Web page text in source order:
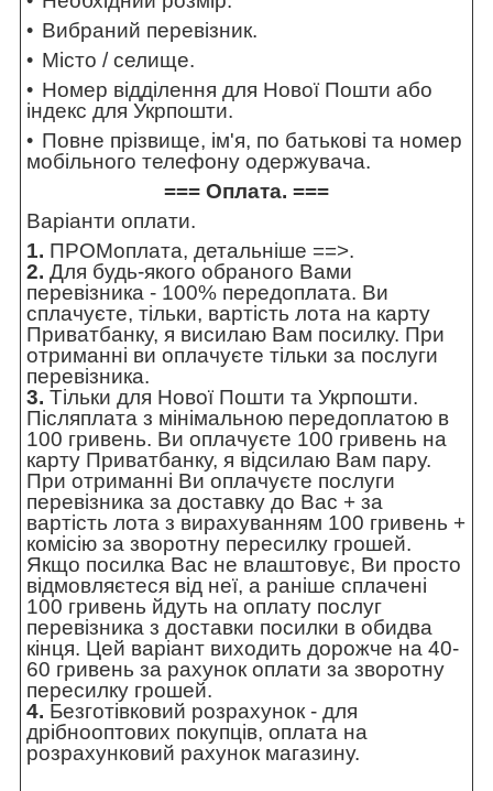
Вибраний перевізник.
Місто / селище.
Номер відділення для Нової Пошти або
індекс для Укрпошти.
Повне прізвище, ім'я, по батькові та номер
мобільного телефону одержувача.
=== Оплата. ===
Варіанти оплати.
1. ПРОМоплата, детальніше ==>.
2. Для будь-якого обраного Вами
перевізника - 100% передоплата. Ви
сплачуєте, тільки, вартість лота на карту
Приватбанку, я висилаю Вам посилку. При
отриманні ви оплачуєте тільки за послуги
перевізника.
3. Тільки для Нової Пошти та Укрпошти.
Післяплата з мінімальною передоплатою в
100 гривень. Ви оплачуєте 100 гривень на
карту Приватбанку, я відсилаю Вам пару.
При отриманні Ви оплачуєте послуги
перевізника за доставку до Вас + за
вартість лота з вирахуванням 100 гривень +
комісію за зворотну пересилку грошей.
Якщо посилка Вас не влаштовує, Ви просто
відмовляєтеся від неї, а раніше сплачені
100 гривень йдуть на оплату послуг
перевізника з доставки посилки в обидва
кінця. Цей варіант виходить дорожче на 40-
60 гривень за рахунок оплати за зворотну
пересилку грошей.
4. Безготівковий розрахунок - для
дрібнооптових покупців, оплата на
розрахунковий рахунок магазину.